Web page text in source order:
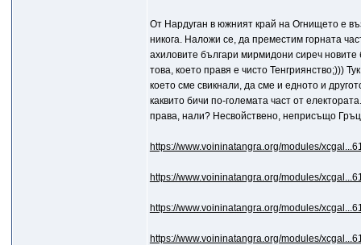
От Нардуган в южният край на Огнището е
никога. Наложи се, да преместим горната
ахиловите българи мирмидони сиреч
това, което правя е чисто Тенгриянство;)))
което сме свикнали, да сме и едното и
каквито бичи по-големата част от
права, нали? Несвойствено, неприсъщо
https://www.voininatangra.org/modules/
https://www.voininatangra.org/modules/
https://www.voininatangra.org/modules/
https://www.voininatangra.org/modules/